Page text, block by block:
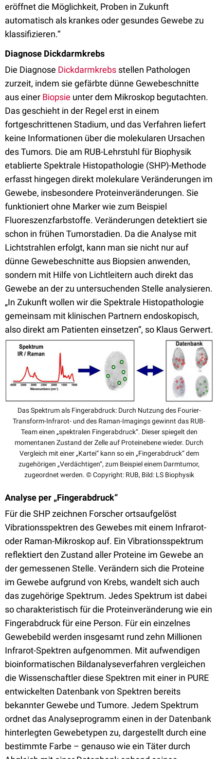
eröffnet die Möglichkeit, Proben in Zukunft
automatisch als krankes oder gesundes Gewebe zu
klassifizieren.“
Diagnose Dickdarmkrebs
Die Diagnose Dickdarmkrebs stellen Pathologen
zurzeit, indem sie gefärbte dünne Gewebeschnitte
aus einer Biopsie unter dem Mikroskop begutachten.
Das geschieht in der Regel erst in einem
fortgeschrittenen Stadium, und das Verfahren liefert
keine Informationen über die molekularen Ursachen
des Tumors. Die am RUB-Lehrstuhl für Biophysik
etablierte Spektrale Histopathologie (SHP)-Methode
erfasst hingegen direkt molekulare Veränderungen im
Gewebe, insbesondere Proteinveränderungen. Sie
funktioniert ohne Marker wie zum Beispiel
Fluoreszenzfarbstoffe. Veränderungen detektiert sie
schon in frühen Tumorstadien. Da die Analyse mit
Lichtstrahlen erfolgt, kann man sie nicht nur auf
dünne Gewebeschnitte aus Biopsien anwenden,
sondern mit Hilfe von Lichtleitern auch direkt das
Gewebe an der zu untersuchenden Stelle analysieren.
„In Zukunft wollen wir die Spektrale Histopathologie
gemeinsam mit klinischen Partnern endoskopisch,
also direkt am Patienten einsetzen“, so Klaus Gerwert.
Das Spektrum als Fingerabdruck: Durch Nutzung des Fourier-
Transform-Infrarot- und des Raman-Imagings gewinnt das RUB-
Team einen „spektralen Fingerabdruck“. Dieser spiegelt den
momentanen Zustand der Zelle auf Proteinebene wieder. Durch
Vergleich mit einer „Kartei“ kann so ein „Fingerabdruck“ dem
zugehörigen „Verdächtigen“, zum Beispiel einem Darmtumor,
zugeordnet werden. © Copyright: RUB, Bild: LS Biophysik
Analyse per „Fingerabdruck“
Für die SHP zeichnen Forscher ortsaufgelöst
Vibrationsspektren des Gewebes mit einem Infrarot-
oder Raman-Mikroskop auf. Ein Vibrationsspektrum
reflektiert den Zustand aller Proteine im Gewebe an
der gemessenen Stelle. Verändern sich die Proteine
im Gewebe aufgrund von Krebs, wandelt sich auch
das zugehörige Spektrum. Jedes Spektrum ist dabei
so charakteristisch für die Proteinveränderung wie ein
Fingerabdruck für eine Person. Für ein einzelnes
Gewebebild werden insgesamt rund zehn Millionen
Infrarot-Spektren aufgenommen. Mit aufwendigen
bioinformatischen Bildanalyseverfahren vergleichen
die Wissenschaftler diese Spektren mit einer in PURE
entwickelten Datenbank von Spektren bereits
bekannter Gewebe und Tumore. Jedem Spektrum
ordnet das Analyseprogramm einen in der Datenbank
hinterlegten Gewebetypen zu, dargestellt durch eine
bestimmte Farbe – genauso wie ein Täter durch